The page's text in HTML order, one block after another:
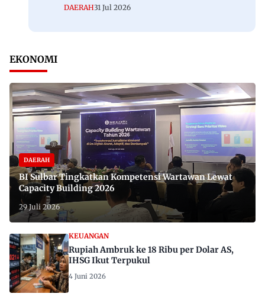
DAERAH31 Jul 2026
EKONOMI
DAERAH
BI Sulbar Tingkatkan Kompetensi Wartawan Lewat
Capacity Building 2026
29 Juli 2026
KEUANGAN
Rupiah Ambruk ke 18 Ribu per Dolar AS,
IHSG Ikut Terpukul
4 Juni 2026